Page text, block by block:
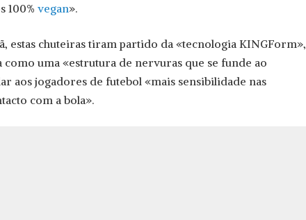
100% vegan».
estas chuteiras tiram partido da «tecnologia KINGForm»,
como uma «estrutura de nervuras que se funde ao
aos jogadores de futebol «mais sensibilidade nas
com a bola».